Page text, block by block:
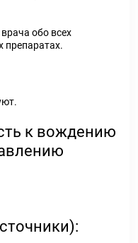
обо всех
препаратах.
к вождению